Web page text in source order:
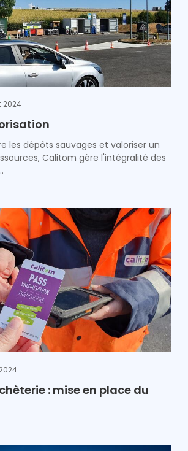
2024
les dépôts sauvages et valoriser un
Calitom gère l'intégralité des
: mise en place du